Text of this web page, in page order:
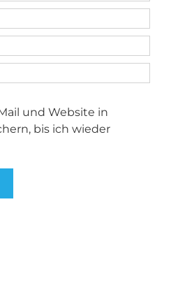
und Website in
bis ich wieder